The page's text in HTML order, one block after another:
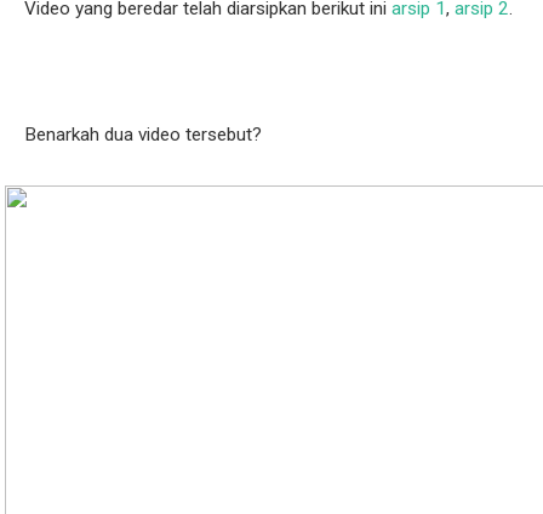
Video yang beredar telah diarsipkan berikut ini arsip 1, arsip 2.
Benarkah dua video tersebut?